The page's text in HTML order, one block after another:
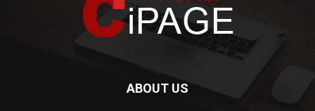
ABOUT US